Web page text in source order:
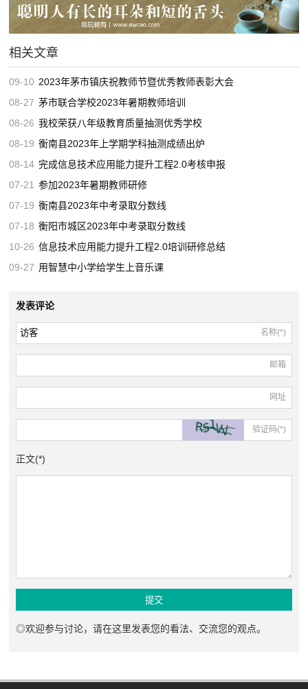
相关文章
09-10 2023年茅市镇庆祝教师节暨优秀教师表彰大会
08-27 茅市联合学校2023年暑期教师培训
08-26 我校荣获八年级教育质量抽测优秀学校
08-19 衡南县2023年上学期学科抽测成绩出炉
08-14 完成信息技术应用能力提升工程2.0考核申报
07-21 参加2023年暑期教师研修
07-19 衡南县2023年中考录取分数线
07-18 衡阳市城区2023年中考录取分数线
10-26 信息技术应用能力提升工程2.0培训研修总结
09-27 用智慧中小学给学生上音乐课
发表评论
名称(*)
邮箱
网址
验证码(*)
正文(*)
◎欢迎参与讨论，请在这里发表您的看法、交流您的观点。